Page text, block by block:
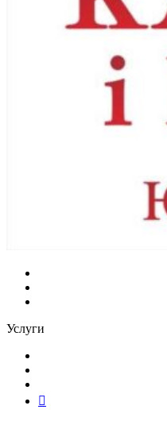
Услуги